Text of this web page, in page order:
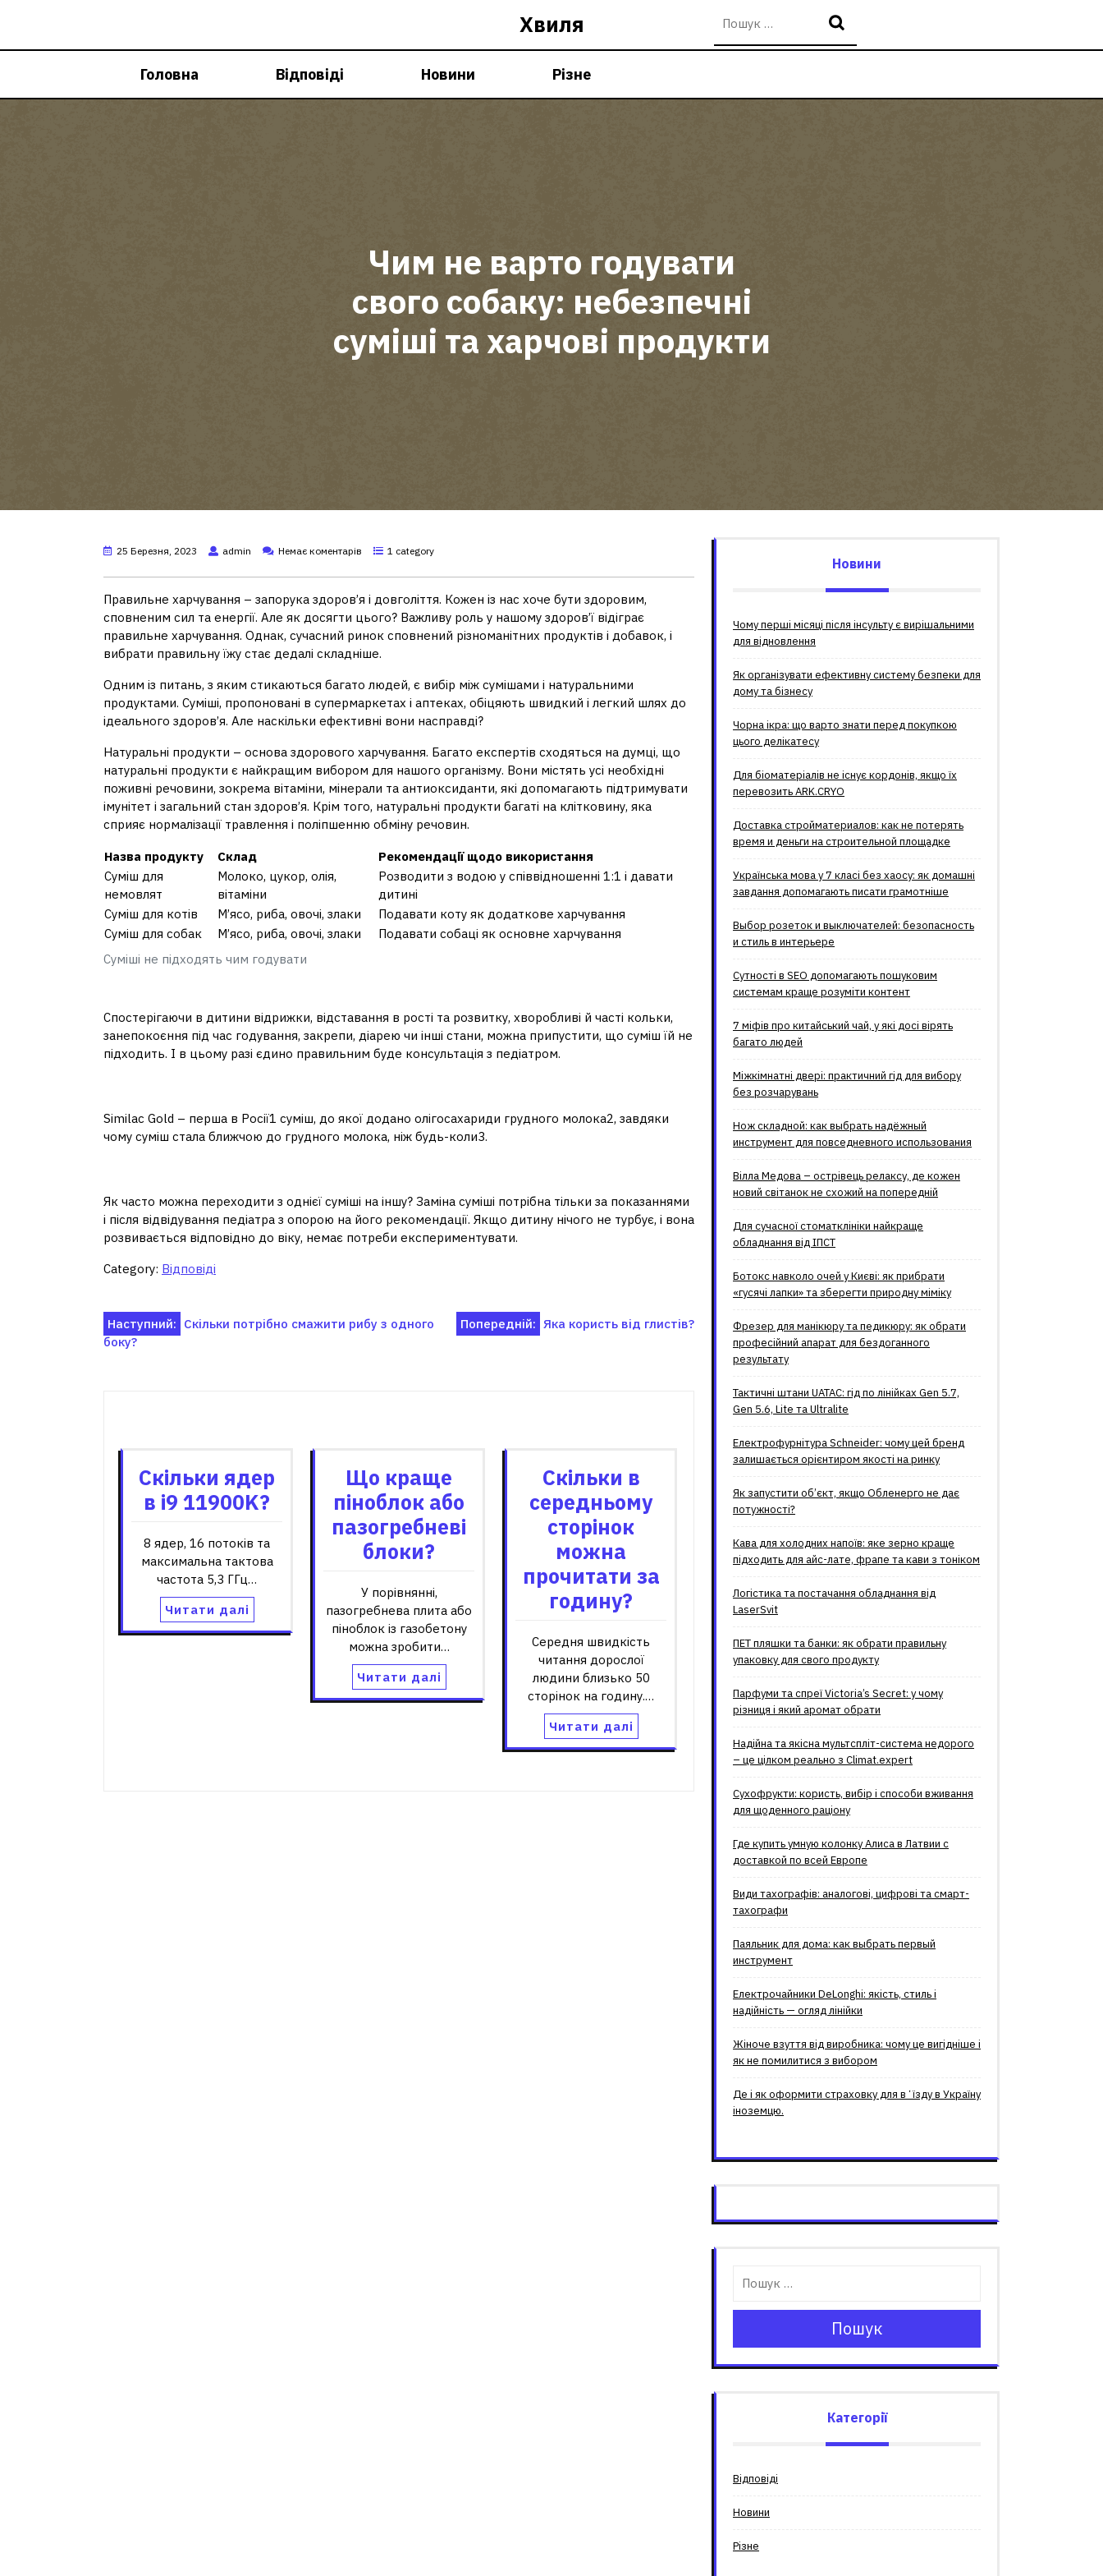
Хвиля
Головна Відповіді Новини Різне
Чим не варто годувати
свого собаку: небезпечні
суміші та харчові продукти
25 Березня, 2023 admin Немає коментарів 1 category
Правильне харчування – запорука здоров’я і довголіття. Кожен із нас хоче бути здоровим,
сповненим сил та енергії. Але як досягти цього? Важливу роль у нашому здоров’ї відіграє
правильне харчування. Однак, сучасний ринок сповнений різноманітних продуктів і добавок, і
вибрати правильну їжу стає дедалі складніше.
Одним із питань, з яким стикаються багато людей, є вибір між сумішами і натуральними
продуктами. Суміші, пропоновані в супермаркетах і аптеках, обіцяють швидкий і легкий шлях до
ідеального здоров’я. Але наскільки ефективні вони насправді?
Натуральні продукти – основа здорового харчування. Багато експертів сходяться на думці, що
натуральні продукти є найкращим вибором для нашого організму. Вони містять усі необхідні
поживні речовини, зокрема вітаміни, мінерали та антиоксиданти, які допомагають підтримувати
імунітет і загальний стан здоров’я. Крім того, натуральні продукти багаті на клітковину, яка
сприяє нормалізації травлення і поліпшенню обміну речовин.
Суміші не підходять чим годувати
Назва продукту Склад
Рекомендації щодо використання
Суміш для
немовлят
Молоко, цукор, олія,
вітаміни
Розводити з водою у співвідношенні 1:1 і давати
дитині
Суміш для котів
М’ясо, риба, овочі, злаки
Подавати коту як додаткове харчування
Суміш для собак
М’ясо, риба, овочі, злаки Подавати собаці як основне харчування
Спостерігаючи в дитини відрижки, відставання в рості та розвитку, хворобливі й часті кольки,
занепокоєння під час годування, закрепи, діарею чи інші стани, можна припустити, що суміш їй не
підходить. І в цьому разі єдино правильним буде консультація з педіатром.
Similac Gold – перша в Росії1 суміш, до якої додано олігосахариди грудного молока2, завдяки
чому суміш стала ближчою до грудного молока, ніж будь-коли3.
Як часто можна переходити з однієї суміші на іншу? Заміна суміші потрібна тільки за показаннями
і після відвідування педіатра з опорою на його рекомендації. Якщо дитину нічого не турбує, і вона
розвивається відповідно до віку, немає потреби експериментувати.
Category: Відповіді
Навігація
Попередній: Яка користь від глистів?
Наступний: Скільки потрібно смажити рибу з одного
боку?
Скільки ядер
в i9 11900K?
8 ядер, 16 потоків та
максимальна тактова
частота 5,3 ГГц…
Читати далі
Що краще
піноблок або
пазогребневі
блоки?
У порівнянні,
пазогребнева плита або
піноблок із газобетону
можна зробити…
Читати далі
Скільки в
середньому
сторінок
можна
прочитати за
годину?
Середня швидкість
читання дорослої
людини близько 50
сторінок на годину.…
Читати далі
Новини
Чому перші місяці після інсульту є вирішальними
для відновлення
Як організувати ефективну систему безпеки для
дому та бізнесу
Чорна ікра: що варто знати перед покупкою
цього делікатесу
Для біоматеріалів не існує кордонів, якщо їх
перевозить ARK.CRYO
Доставка стройматериалов: как не потерять
время и деньги на строительной площадке
Українська мова у 7 класі без хаосу: як домашні
завдання допомагають писати грамотніше
Выбор розеток и выключателей: безопасность
и стиль в интерьере
Сутності в SEO допомагають пошуковим
системам краще розуміти контент
7 міфів про китайський чай, у які досі вірять
багато людей
Міжкімнатні двері: практичний гід для вибору
без розчарувань
Нож складной: как выбрать надёжный
инструмент для повседневного использования
Вілла Медова – острівець релаксу, де кожен
новий світанок не схожий на попередній
Для сучасної стоматклініки найкраще
обладнання від ІПСТ
Ботокс навколо очей у Києві: як прибрати
«гусячі лапки» та зберегти природну міміку
Фрезер для манікюру та педикюру: як обрати
професійний апарат для бездоганного
результату
Тактичні штани UATAC: гід по лінійках Gen 5.7,
Gen 5.6, Lite та Ultralite
Електрофурнітура Schneider: чому цей бренд
залишається орієнтиром якості на ринку
Як запустити об’єкт, якщо Обленерго не дає
потужності?
Кава для холодних напоїв: яке зерно краще
підходить для айс-лате, фрапе та кави з тоніком
Логістика та постачання обладнання від
LaserSvit
ПЕТ пляшки та банки: як обрати правильну
упаковку для свого продукту
Парфуми та спреї Victoria’s Secret: у чому
різниця і який аромат обрати
Надійна та якісна мультспліт-система недорого
– це цілком реально з Climat.еxpert
Сухофрукти: користь, вибір і способи вживання
для щоденного раціону
Где купить умную колонку Алиса в Латвии с
доставкой по всей Европе
Види тахографів: аналогові, цифрові та смарт-
тахографи
Паяльник для дома: как выбрать первый
инструмент
Електрочайники DeLonghi: якість, стиль і
надійність — огляд лінійки
Жіноче взуття від виробника: чому це вигідніше і
як не помилитися з вибором
Де і як оформити страховку для вʼїзду в Україну
іноземцю.
Пошук
Категорії
Відповіді
Новини
Різне